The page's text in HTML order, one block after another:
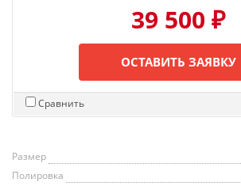
39 500 ₽
ОСТАВИТЬ ЗАЯВКУ
Сравнить
Размер
Полировка